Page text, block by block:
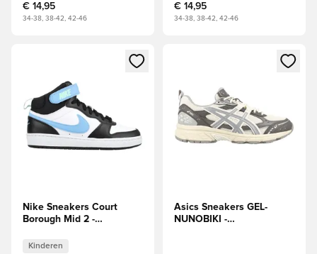
€ 14,95
34-38, 38-42, 42-46
€ 14,95
34-38, 38-42, 42-46
Opent een venster om in te loggen of je aan te melden als
Nike Sneakers Court
Borough Mid 2 -
Kinderen
Opent een venster om in te
Asics Sneakers GEL-
NUNOBIKI -